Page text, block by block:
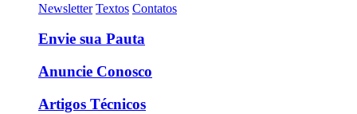
Newsletter Textos Contatos
Envie sua Pauta
Anuncie Conosco
Artigos Técnicos